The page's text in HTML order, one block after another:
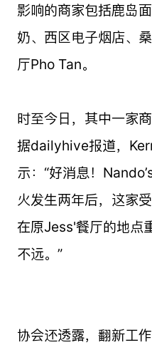
影响的商家包括鹿岛
奶、西区电子烟店、
厅Pho Tan。
时至今日，其中一家
据dailyhive报道，
示：“好消息！
火发生两年后，这家
在原Jess'餐厅的地点
不远。”
协会还透露，翻新工